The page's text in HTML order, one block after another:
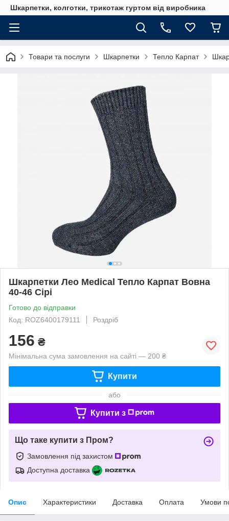
Шкарпетки, колготки, трикотаж гуртом від виробника
Товари та послуги Шкарпетки Тепло Карпат
Шкарпетки Лео Medical Тепло Карпат Вовна
40-46 Сірі
Готово до відправки
Код: ROZ6400179111
Роздріб
156 ₴
Мінімальна сума замовлення на сайті — 200 ₴
Купити
або
Купити з
Що таке купити з Пром?
Замовлення під захистом
Доступна доставка
Опис Характеристики Доставка Оплата Умови